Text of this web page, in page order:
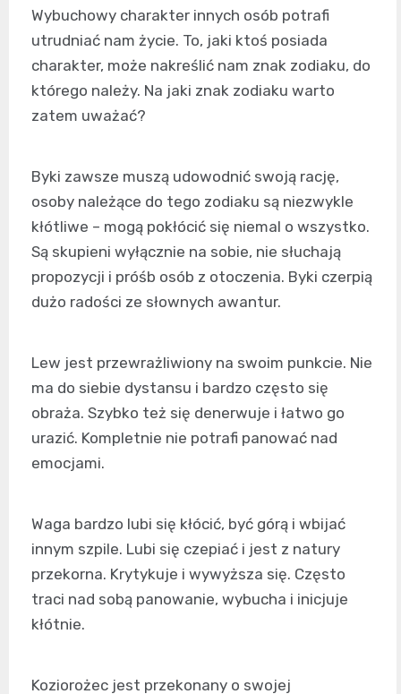
Wybuchowy charakter innych osób potrafi
utrudniać nam życie. To, jaki ktoś posiada
charakter, może nakreślić nam znak zodiaku, do
którego należy. Na jaki znak zodiaku warto
zatem uważać?
Byki zawsze muszą udowodnić swoją rację,
osoby należące do tego zodiaku są niezwykle
kłótliwe – mogą pokłócić się niemal o wszystko.
Są skupieni wyłącznie na sobie, nie słuchają
propozycji i próśb osób z otoczenia. Byki czerpią
dużo radości ze słownych awantur.
Lew jest przewrażliwiony na swoim punkcie. Nie
ma do siebie dystansu i bardzo często się
obraża. Szybko też się denerwuje i łatwo go
urazić. Kompletnie nie potrafi panować nad
emocjami.
Waga bardzo lubi się kłócić, być górą i wbijać
innym szpile. Lubi się czepiać i jest z natury
przekorna. Krytykuje i wywyższa się. Często
traci nad sobą panowanie, wybucha i inicjuje
kłótnie.
Koziorożec jest przekonany o swojej